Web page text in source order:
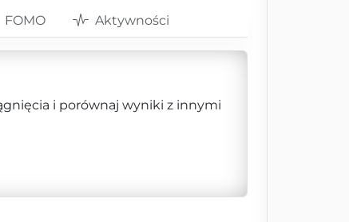
FOMO Aktywności
i porównaj wyniki z innymi